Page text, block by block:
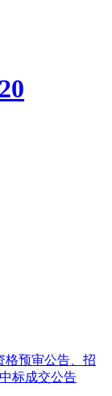
格预审公告、招
中标成交公告